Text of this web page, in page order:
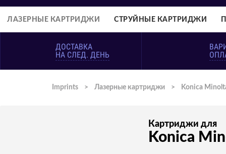
ЛАЗЕРНЫЕ КАРТРИДЖИ СТРУЙНЫЕ КАРТРИДЖИ
ДОСТАВКА
НА СЛЕД. ДЕНЬ
Imprints > Лазерные картриджи > Konica
Картриджи для
Konica